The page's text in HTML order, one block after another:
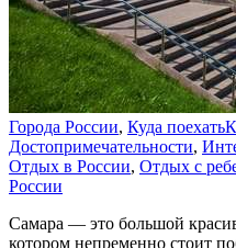
Города России, Куда поехать
Достопримечательности,
Отдых в России, Отдых с
России
Самара — это большой
котором непременно стоит